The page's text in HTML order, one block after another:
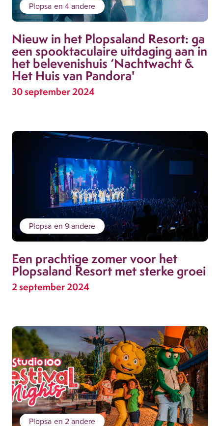
Plopsa en 4 andere
Nieuw in het Plopsaland Resort: ga
een spooktaculaire uitdaging aan in
het belevenishuis ‘Nachtwacht &
Het Huis van Pandora'
30 september 2024
Plopsa en 9 andere
Een prachtige zomer voor het
Plopsaland Resort met sterke groei
2 september 2024
Plopsa en 2 andere